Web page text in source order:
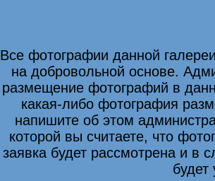
Все фотографии данной
на добровольной основе.
размещение фотографий в
какая-либо фотография
напишите об этом
которой вы считаете, что
заявка будет рассмотрена и в
будет